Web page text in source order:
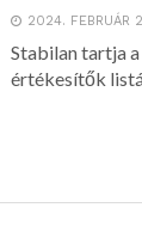
2024. FEBRUÁR
Stabilan tartja
értékesítők